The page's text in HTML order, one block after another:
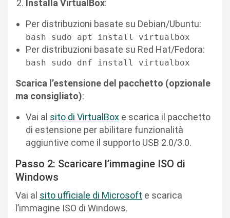
Installa VirtualBox:
Per distribuzioni basate su Debian/Ubuntu:
bash sudo apt install virtualbox
Per distribuzioni basate su Red Hat/Fedora:
bash sudo dnf install virtualbox
Scarica l’estensione del pacchetto (opzionale
ma consigliato):
Vai al sito di VirtualBox e scarica il pacchetto
di estensione per abilitare funzionalità
aggiuntive come il supporto USB 2.0/3.0.
Passo 2: Scaricare l’immagine ISO di
Windows
Vai al sito ufficiale di Microsoft e scarica
l’immagine ISO di Windows.